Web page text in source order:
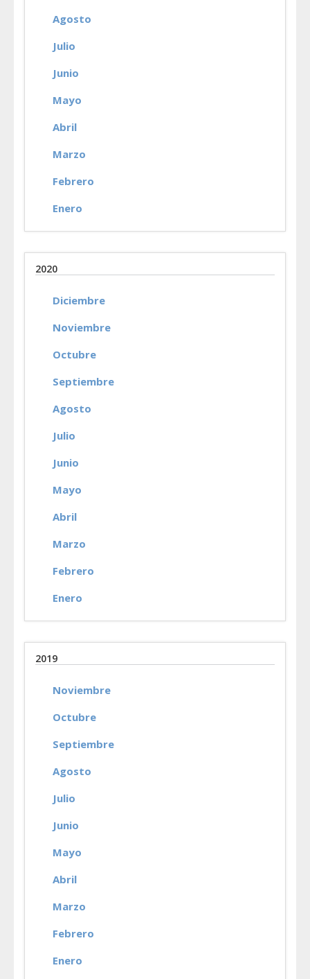
Agosto
Julio
Junio
Mayo
Abril
Marzo
Febrero
Enero
2020
Diciembre
Noviembre
Octubre
Septiembre
Agosto
Julio
Junio
Mayo
Abril
Marzo
Febrero
Enero
2019
Noviembre
Octubre
Septiembre
Agosto
Julio
Junio
Mayo
Abril
Marzo
Febrero
Enero